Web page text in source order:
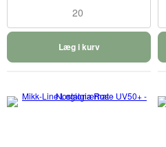
20
Læg i kurv